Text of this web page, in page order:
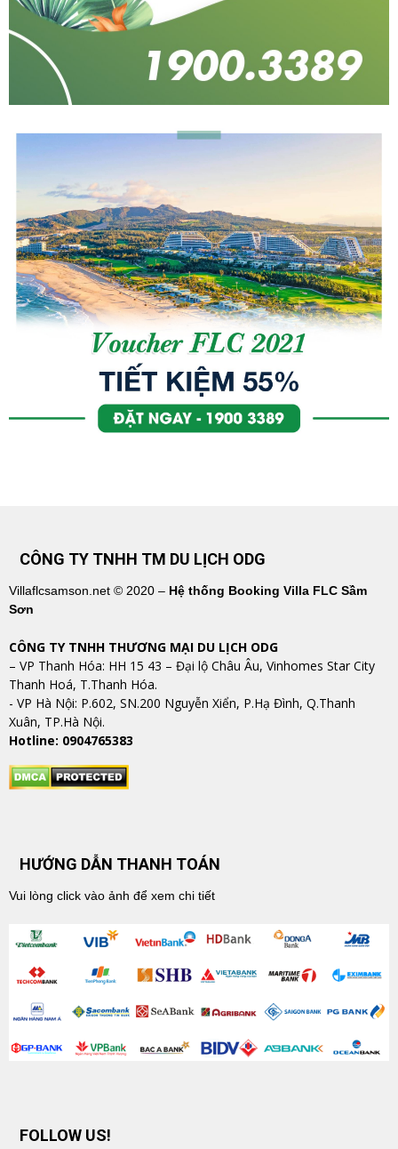
CÔNG TY TNHH TM DU LỊCH ODG
Villaflcsamson.net © 2020 – Hệ thống Booking Villa FLC Sầm
Sơn
CÔNG TY TNHH THƯƠNG MẠI DU LỊCH ODG
– VP Thanh Hóa: HH 15 43 – Đại lộ Châu Âu, Vinhomes Star City
Thanh Hoá, T.Thanh Hóa.
​​​​​​​- VP Hà Nội: P.602, SN.200 Nguyễn Xiển, P.Hạ Đình, Q.Thanh
Xuân, TP.Hà Nội.
Hotline: 0904765383
HƯỚNG DẪN THANH TOÁN
Vui lòng click vào ảnh để xem chi tiết
FOLLOW US!